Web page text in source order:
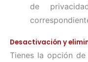
de
Desactivación y
Tienes la opción